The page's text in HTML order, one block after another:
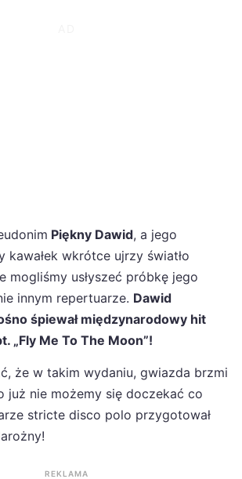
Piękny Dawid, a jego
kawałek wkrótce ujrzy światło
mogliśmy usłyszeć próbkę jego
innym repertuarze. Dawid
śpiewał międzynarodowy hit
„Fly Me To The Moon”!
że w takim wydaniu, gwiazda brzmi
już nie możemy się doczekać co
stricte disco polo przygotował
REKLAMA